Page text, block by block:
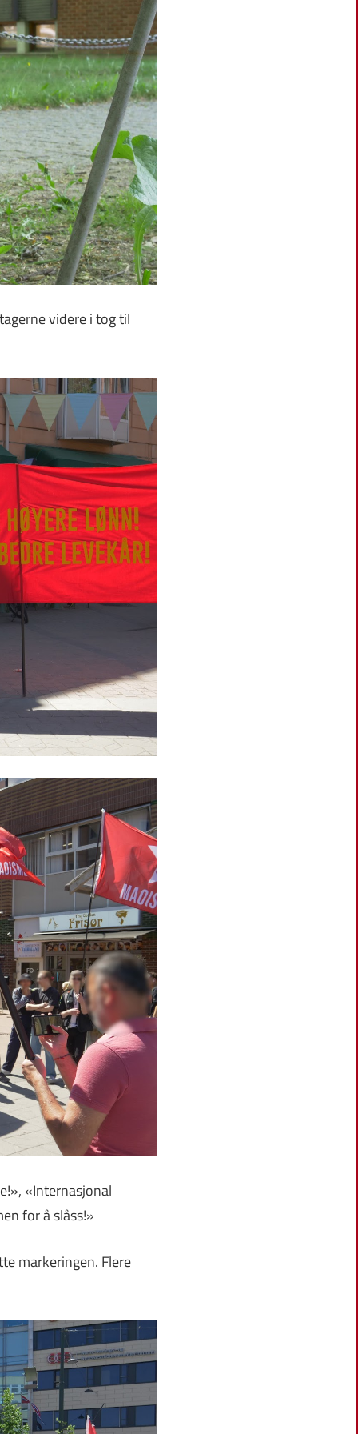
videre i tog til
«Internasjonal
for å slåss!»
markeringen. Flere